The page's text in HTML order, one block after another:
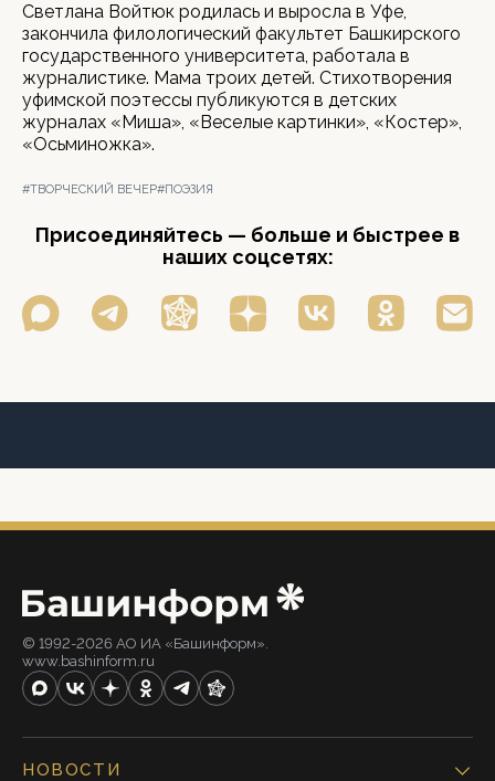
Светлана Войтюк родилась и выросла в Уфе,
закончила филологический факультет Башкирского
государственного университета, работала в
журналистике. Мама троих детей. Стихотворения
уфимской поэтессы публикуются в детских
журналах «Миша», «Веселые картинки», «Костер»,
«Осьминожка».
#ТВОРЧЕСКИЙ ВЕЧЕР#ПОЭЗИЯ
Присоединяйтесь — больше и быстрее в
наших соцсетях:
© 1992-2026 АО ИА «Башинформ».
www.bashinform.ru
НОВОСТИ